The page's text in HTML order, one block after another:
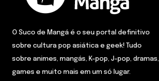
O Suco de Mangá é o seu portal definitivo
sobre cultura pop asiática e geek! Tudo
sobre animes, mangás, K-pop, J-pop, dramas,
games e muito mais em um só lugar.